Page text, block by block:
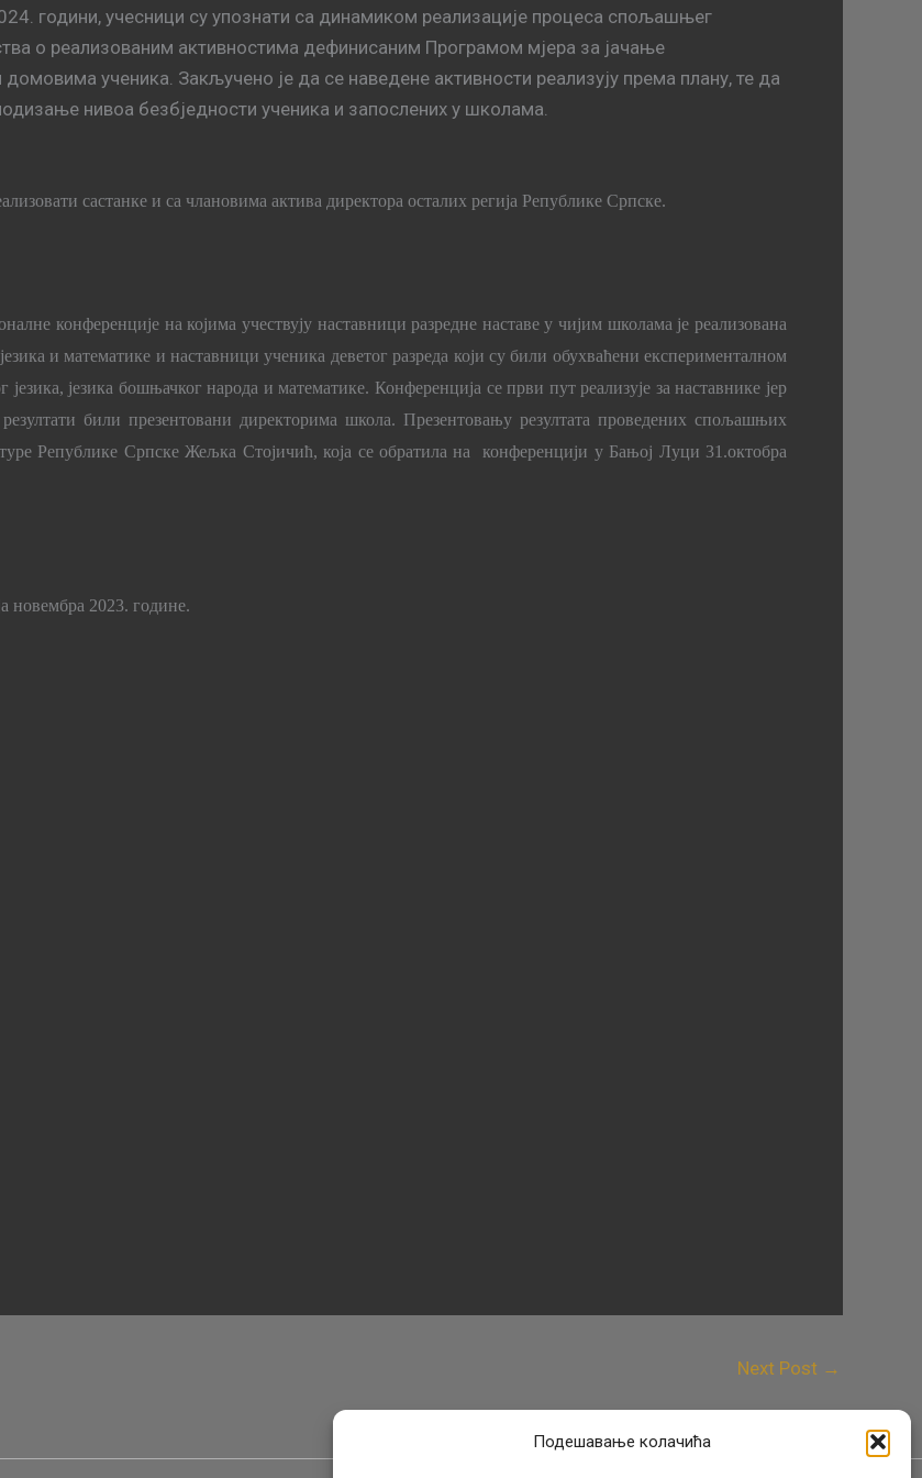
Подешавање колачића
години, учесници су упознати са динамиком реализације процеса спољашњег
о реализованим активностима дефинисаним Програмом мјера за јачање
ученика. Закључено је да се наведене активности реализују према плану, те да
нивоа безбједности ученика и запослених у школама.
састанке и са члановима актива директора осталих регија Републике Српске.
конференције на којима учествују наставници разредне наставе у чијим школама је реализована
и математике и наставници ученика деветог разреда који су били обухваћени експерименталном
језика бошњачког народа и математике. Конференција се први пут реализује за наставнике јер
били презентовани директорима школа. Презентовању резултата проведених спољашњих
Републике Српске Жељка Стојичић, која се обратила на конференцији у Бањој Луци 31.октобра
новембра 2023. године.
Next Post →